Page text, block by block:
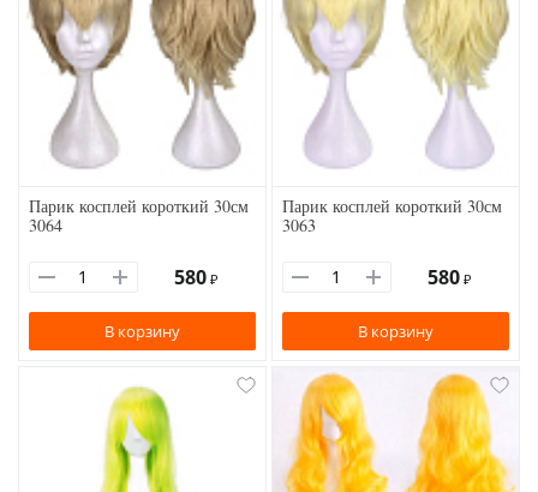
Парик косплей короткий 30см
3064
580 ₽
В корзину
Парик косплей короткий 30см
3063
580 ₽
В корзину